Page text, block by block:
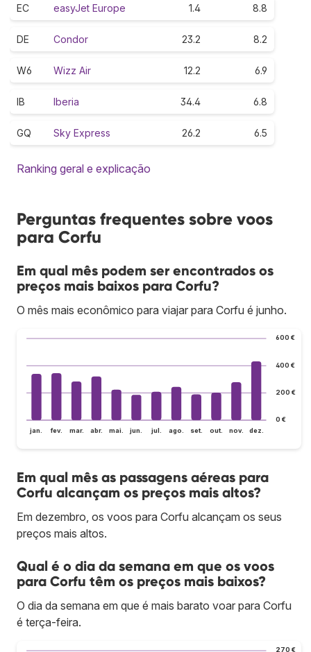
EC easyJet Europe 1.4 8.8
DE Condor 23.2 8.2
W6 Wizz Air 12.2 6.9
IB Iberia 34.4 6.8
GQ Sky Express 26.2 6.5
Ranking geral e explicação
Perguntas frequentes sobre voos
para Corfu
Em qual mês podem ser encontrados os
preços mais baixos para Corfu?
O mês mais econômico para viajar para Corfu é junho.
0 €
200 €
400 €
600 €
jan. fev. mar. abr. mai. jun. jul. ago. set. out. nov. dez.
Em qual mês as passagens aéreas para
Corfu alcançam os preços mais altos?
Em dezembro, os voos para Corfu alcançam os seus
preços mais altos.
Qual é o dia da semana em que os voos
para Corfu têm os preços mais baixos?
O dia da semana em que é mais barato voar para Corfu
é terça-feira.
270 €